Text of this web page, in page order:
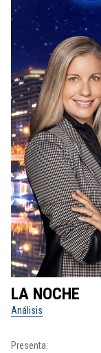
LA NOCHE
Análisis
Presenta: